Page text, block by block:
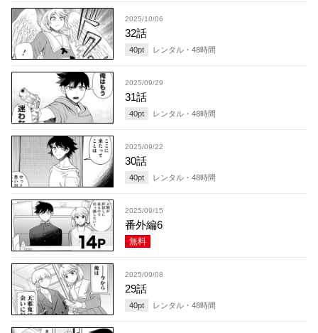
2025/10/06
32話
40pt レンタル・ 48時間
2025/09/29
31話
40pt レンタル・ 48時間
2025/09/22
30話
40pt レンタル・ 48時間
2025/09/15
番外編6
無料
2025/09/08
29話
40pt レンタル・ 48時間